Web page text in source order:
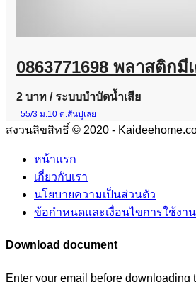
2 บาท / ระบบบำบัดน้ำเสีย
55/3 ม.10 ต.สันปูเลย
สงวนลิขสิทธิ์ © 2020 -
หน้าแรก
เกี่ยวกับเรา
นโยบายความเป็นส่วนตัว
ข้อกำหนดและเงื่อนไขการใช้งาน
Download document
Enter your email before downloading